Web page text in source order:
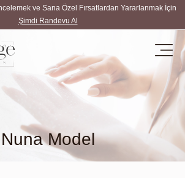
ve Sana Özel Fırsatlardan Yararlanmak İçin
Şimdi Randevu Al
Nuna Model